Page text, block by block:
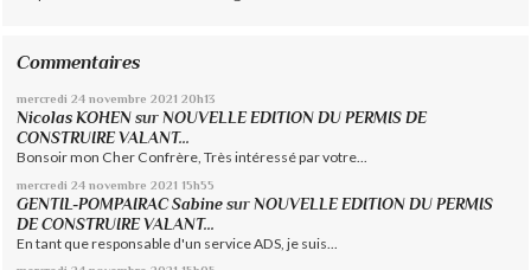
Commentaires
mercredi 24 novembre 2021 20h13
Nicolas KOHEN sur NOUVELLE EDITION DU PERMIS DE
CONSTRUIRE VALANT...
Bonsoir mon Cher Confrère, Très intéressé par votre...
mercredi 24 novembre 2021 15h55
GENTIL-POMPAIRAC Sabine sur NOUVELLE EDITION DU PERMIS
DE CONSTRUIRE VALANT...
En tant que responsable d'un service ADS, je suis...